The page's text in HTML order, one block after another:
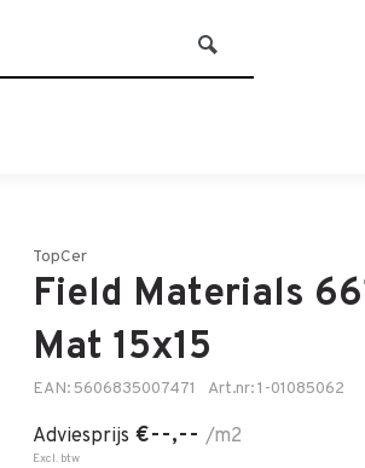
TopCer
Field Materials
Mat 15x15
EAN: 5606835007471 Art.nr: 1-01085062
Adviesprijs €--,-- /m2
Excl. btw